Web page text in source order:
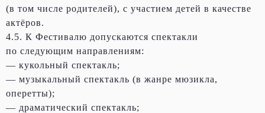
(в том числе родителей), с участием детей в качестве
актёров.
4.5. К Фестивалю допускаются спектакли
по следующим направлениям:
— кукольный спектакль;
— музыкальный спектакль (в жанре мюзикла,
оперетты);
— драматический спектакль;